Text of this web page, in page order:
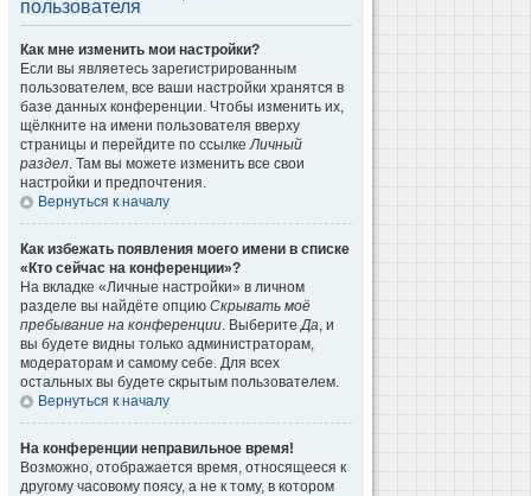
пользователя
Как мне изменить мои настройки?
Если вы являетесь зарегистрированным
пользователем, все ваши настройки хранятся в
базе данных конференции. Чтобы изменить их,
щёлкните на имени пользователя вверху
страницы и перейдите по ссылкеЛичный
раздел. Там вы можете изменить все свои
настройки и предпочтения.
Вернуться к началу
Как избежать появления моего имени в списке
«Кто сейчас на конференции»?
На вкладке «Личные настройки» в личном
разделе вы найдёте опцию Скрывать моё
пребывание на конференции. ВыберитеДа, и
вы будете видны только администраторам,
модераторам и самому себе. Для всех
остальных вы будете скрытым пользователем.
Вернуться к началу
На конференции неправильное время!
Возможно, отображается время, относящееся к
другому часовому поясу, а не к тому, в котором